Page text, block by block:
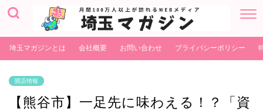
埼玉マガジンとは 会社概要 お問い合わせ プライバシーポリシー
開店情報
【熊谷市】一足先に味わえる！？「資